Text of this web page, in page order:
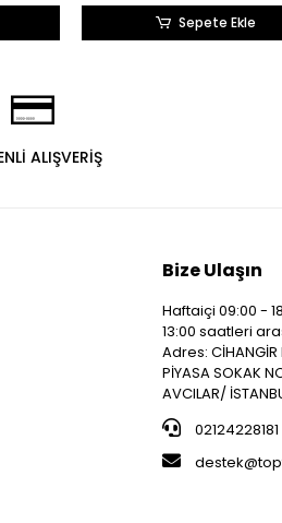
Sepete Ekle
ALIŞVERİŞ
Bize Ulaşın
Haftaiçi 09:00 -
13:00 saatleri
Adres: CİHANGİR
PİYASA SOKAK
AVCILAR/
02124228181